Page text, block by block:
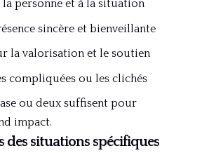
personne et à la situation
sincère et bienveillante
la valorisation et le soutien
compliquées ou les clichés
ou deux suffisent pour
impact.
des situations spécifiques